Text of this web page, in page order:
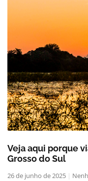
Veja aqui porque
Grosso do Sul
26 de junho de 2025